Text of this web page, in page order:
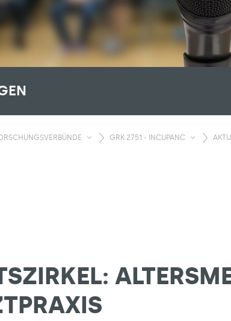
GRK 2751 - INCUPANC